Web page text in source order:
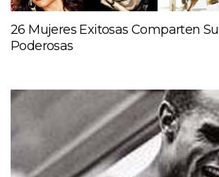
26 Mujeres Exitosas Comparten
Poderosas